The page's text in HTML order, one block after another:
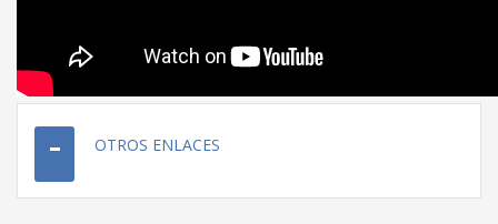
OTROS ENLACES